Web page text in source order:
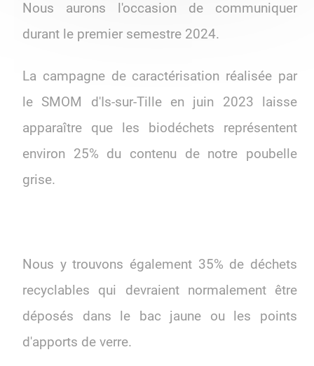
Nous aurons l'occasion de communiquer
durant le premier semestre 2024.
La campagne de caractérisation réalisée par
le SMOM d'Is-sur-Tille en juin 2023 laisse
apparaître que les biodéchets représentent
environ 25% du contenu de notre poubelle
grise.
Nous y trouvons également 35% de déchets
recyclables qui devraient normalement être
déposés dans le bac jaune ou les points
d'apports de verre.